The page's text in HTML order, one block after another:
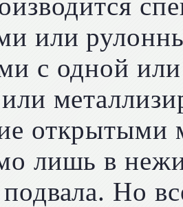
или
с одной
открытыми
лишь в
Но